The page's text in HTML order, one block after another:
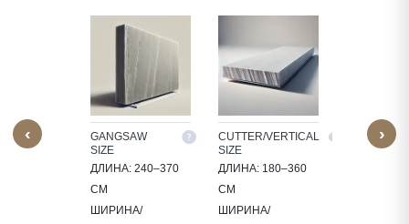
‹
SIZE
GANGSAW
SIZE
ДЛИНА: 240–370
СМ
ШИРИНА/
CUTTER/VERTICAL
SIZE
ДЛИНА: 180–360
СМ
ШИРИНА/
TILES
›